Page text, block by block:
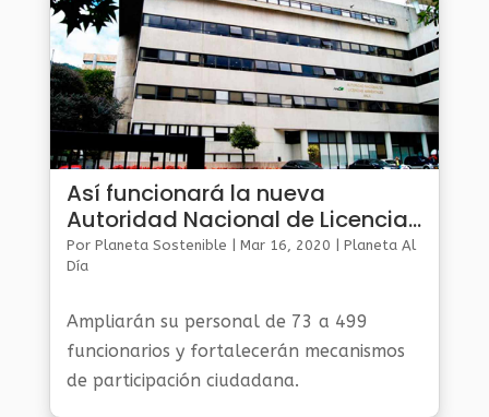
Así funcionará la nueva
Autoridad Nacional de Licencias
Ambientales
Por Planeta Sostenible Mar 16, 2020
Planeta Al
Día
Ampliarán su personal de 73 a 499
funcionarios y fortalecerán mecanismos
de participación ciudadana.